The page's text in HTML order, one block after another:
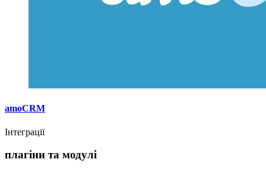
amoCRM
Інтеграції
плагіни та модулі